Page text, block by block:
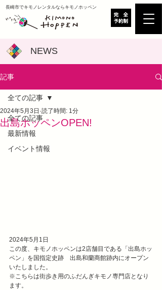
​長崎市でキモノレンタルならキモノホッペン
NEWS
記事
全ての記事
最新情報
イベント情報
全ての記事
出島ホッペンOPEN!
2024年5月3日 読了時間: 1分
2024年5月1日
この度、キモノホッペンは2店舗目である「出島ホッ
ペン」を国指定史跡　出島和蘭商館跡内にオープン
いたしました。
※こちらは街歩き用のふだんぎキモノ専門店となり
ます。